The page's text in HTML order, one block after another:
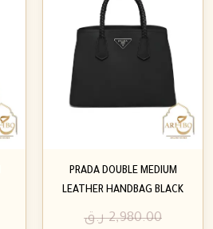
PRADA DOUBLE MEDIUM
LEATHER HANDBAG BLACK
2,980.00 ر.ق